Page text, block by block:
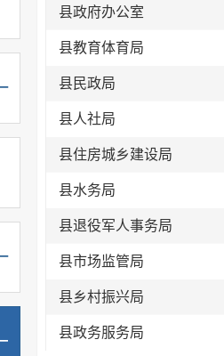
县政府办公室
县教育体育局
县民政局
县人社局
县住房城乡建设局
县水务局
县退役军人事务局
县市场监管局
县乡村振兴局
县政务服务局